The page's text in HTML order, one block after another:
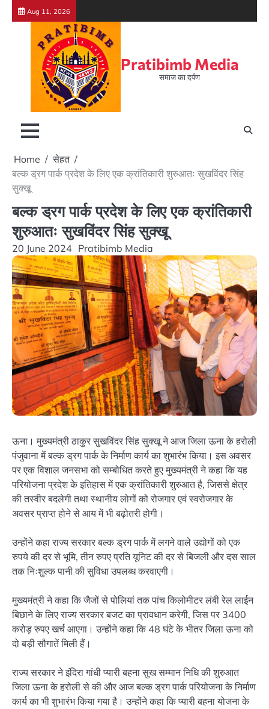
Skip
Aug 11, 2026
Pratibimb Media
समाज का दर्पण
Home
सेहत
बल्क ड्रग पार्क प्रदेश के लिए एक क्रांतिकारी शुरुआतः सुखविंदर सिंह
सुक्खू
बल्क ड्रग पार्क प्रदेश के लिए एक क्रांतिकारी
शुरुआतः सुखविंदर सिंह सुक्खू
20 June 2024 Pratibimb Media
ऊना। मुख्यमंत्री ठाकुर सुखविंदर सिंह सुक्खू ने आज जिला ऊना के हरोली
पंजुवाना में बल्क ड्रग पार्क के निर्माण कार्य का शुभारंभ किया। इस अवसर
पर एक विशाल जनसभा को सम्बोधित करते हुए मुख्यमंत्री ने कहा कि यह
परियोजना प्रदेश के इतिहास में एक क्रांतिकारी शुरुआत है, जिससे क्षेत्र
की तस्वीर बदलेगी तथा स्थानीय लोगों को रोजगार एवं स्वरोजगार के
अवसर प्राप्त होने से आय में भी बढ़ोतरी होगी।
उन्होंने कहा राज्य सरकार बल्क ड्रग पार्क में लगने वाले उद्योगों को एक
रुपये की दर से भूमि, तीन रुपए प्रति यूनिट की दर से बिजली और दस साल
तक निःशुल्क पानी की सुविधा उपलब्ध करवाएगी।
मुख्यमंत्री ने कहा कि जैजों से पोलियां तक पांच किलोमीटर लंबी रेल लाईन
बिछाने के लिए राज्य सरकार बजट का प्रावधान करेगी, जिस पर 3400
करोड़ रुपए खर्च आएगा। उन्होंने कहा कि 48 घंटे के भीतर जिला ऊना को
दो बड़ी सौगातें मिली हैं।
राज्य सरकार ने इंदिरा गांधी प्यारी बहना सुख सम्मान निधि की शुरुआत
जिला ऊना के हरोली से की और आज बल्क ड्रग पार्क परियोजना के निर्माण
कार्य का भी शुभारंभ किया गया है। उन्होंने कहा कि प्यारी बहना योजना के